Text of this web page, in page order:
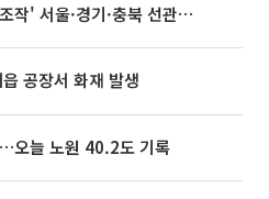
·경기·충북 선관위 등 추가 압수수색
공장서 화재 발생
오늘 노원 40.2도 기록